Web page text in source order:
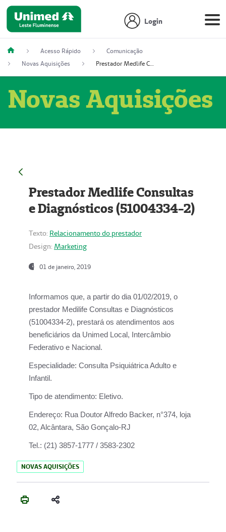
Login
Acesso Rápido
Comunicação
Novas Aquisições
Prestador Medlife Consultas e Diagnósticos (51004334-2)
Novas Aquisições
Prestador Medlife Consultas
e Diagnósticos (51004334-2)
Texto: Relacionamento do prestador
Design: Marketing
01 de janeiro, 2019
Informamos que, a partir do dia 01/02/2019, o
prestador Medilife Consultas e Diagnósticos
(51004334-2), prestará os atendimentos aos
beneficiários da Unimed Local, Intercâmbio
Federativo e Nacional.
Especialidade: Consulta Psiquiátrica Adulto e
Infantil.
Tipo de atendimento: Eletivo.
Endereço: Rua Doutor Alfredo Backer, n°374, loja
02, Alcântara, São Gonçalo-RJ
Tel.: (21) 3857-1777 / 3583-2302
NOVAS AQUISIÇÕES